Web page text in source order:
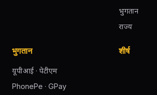
भुगतान
राज्य
भुगतान
यूपीआई · पेटीएम
PhonePe · GPay
शीर्ष